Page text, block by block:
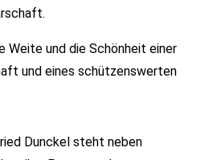
Weite und die Schönheit einer
und eines schützenswerten